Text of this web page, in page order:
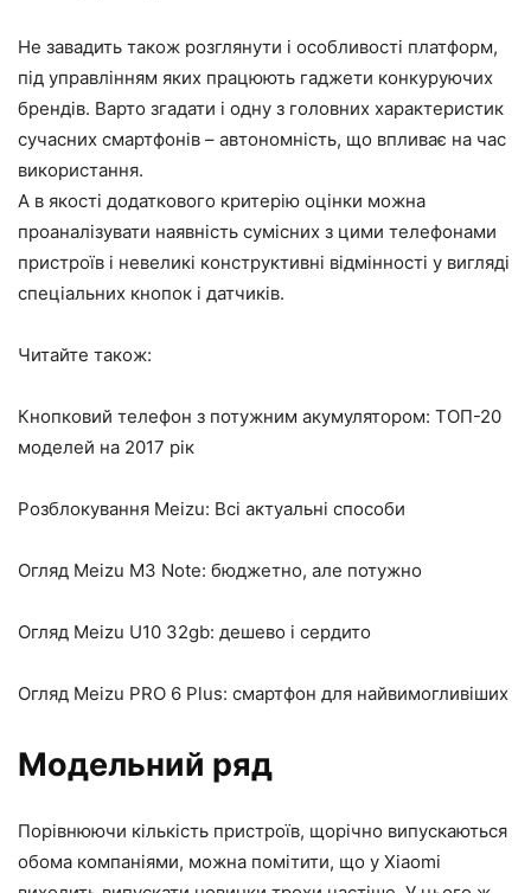
Не завадить також розглянути і особливості платформ,
під управлінням яких працюють гаджети конкуруючих
брендів. Варто згадати і одну з головних характеристик
сучасних смартфонів – автономність, що впливає на час
використання.
А в якості додаткового критерію оцінки можна
проаналізувати наявність сумісних з цими телефонами
пристроїв і невеликі конструктивні відмінності у вигляді
спеціальних кнопок і датчиків.
Читайте також:
Кнопковий телефон з потужним акумулятором: ТОП-20
моделей на 2017 рік
Розблокування Meizu: Всі актуальні способи
Огляд Meizu M3 Note: бюджетно, але потужно
Огляд Meizu U10 32gb: дешево і сердито
Огляд Meizu PRO 6 Plus: смартфон для найвимогливіших
Модельний ряд
Порівнюючи кількість пристроїв, щорічно випускаються
обома компаніями, можна помітити, що у Xiaomi